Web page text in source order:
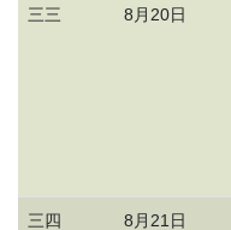
三三 8月20日
三四 8月21日